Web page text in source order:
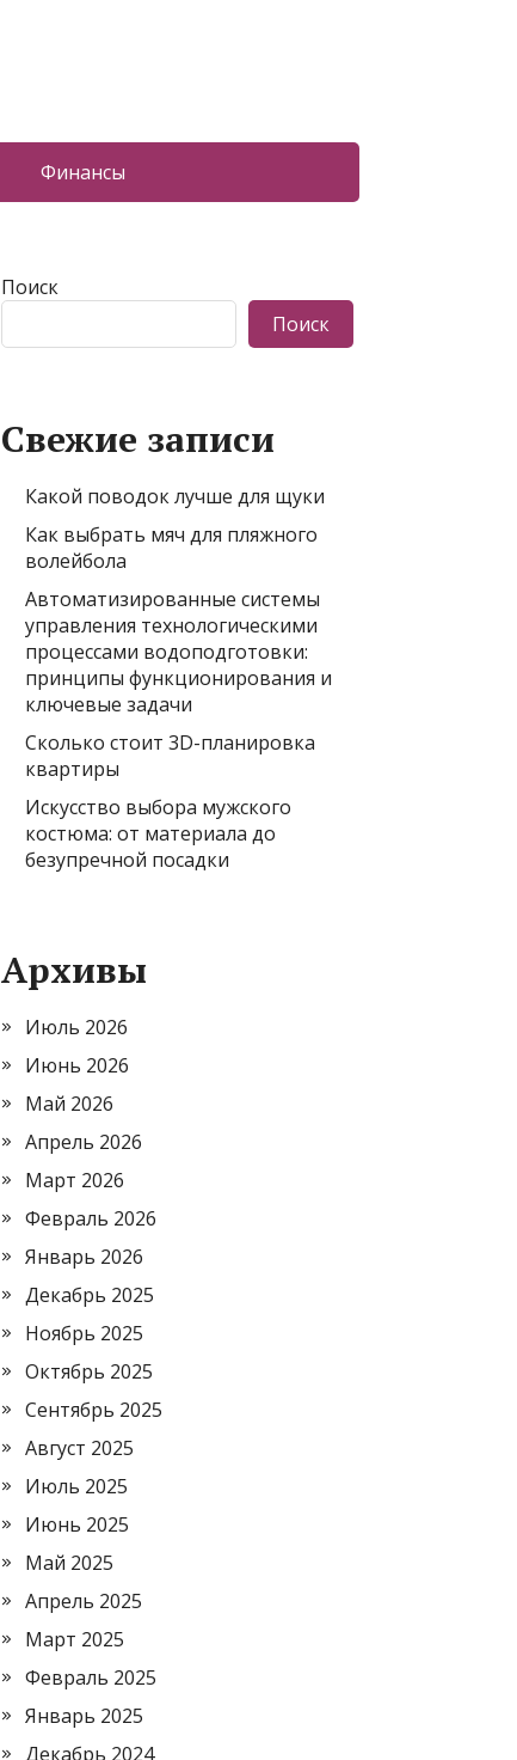
Финансы
Поиск
Поиск
Свежие записи
Какой поводок лучше для щуки
Как выбрать мяч для пляжного
волейбола
Автоматизированные системы
управления технологическими
процессами водоподготовки:
принципы функционирования и
ключевые задачи
Сколько стоит 3D-планировка
квартиры
Искусство выбора мужского
костюма: от материала до
безупречной посадки
Архивы
Июль 2026
Июнь 2026
Май 2026
Апрель 2026
Март 2026
Февраль 2026
Январь 2026
Декабрь 2025
Ноябрь 2025
Октябрь 2025
Сентябрь 2025
Август 2025
Июль 2025
Июнь 2025
Май 2025
Апрель 2025
Март 2025
Февраль 2025
Январь 2025
Декабрь 2024